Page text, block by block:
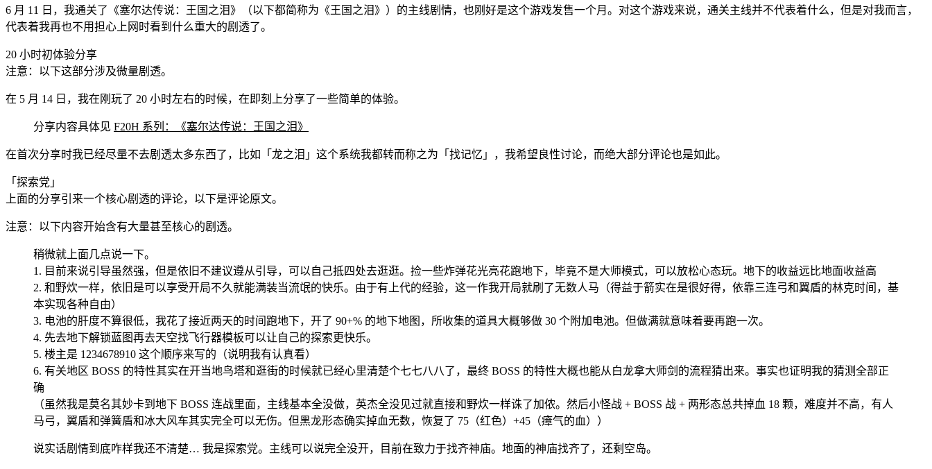
6 月 11 日，我通关了《塞尔达传说：王国之泪》（以下都简称为《王国之泪》）的主线剧情，也刚好是这个游戏发售一个月。对这个游戏来说，通关主线并不代表着什么，但是对我而言，
代表着我再也不用担心上网时看到什么重大的剧透了。
20 小时初体验分享
注意：以下这部分涉及微量剧透。
在 5 月 14 日，我在刚玩了 20 小时左右的时候，在即刻上分享了一些简单的体验。
分享内容具体见 F20H 系列：《塞尔达传说：王国之泪》
在首次分享时我已经尽量不去剧透太多东西了，比如「龙之泪」这个系统我都转而称之为「找记忆」，我希望良性讨论，而绝大部分评论也是如此。
「探索党」
上面的分享引来一个核心剧透的评论，以下是评论原文。
注意：以下内容开始含有大量甚至核心的剧透。
稍微就上面几点说一下。
1. 目前来说引导虽然强，但是依旧不建议遵从引导，可以自己抵四处去逛逛。捡一些炸弹花光亮花跑地下，毕竟不是大师模式，可以放松心态玩。地下的收益远比地面收益高
2. 和野炊一样，依旧是可以享受开局不久就能满装当流氓的快乐。由于有上代的经验，这一作我开局就刷了无数人马（得益于箭实在是很好得，依靠三连弓和翼盾的林克时间，基
本实现各种自由）
3. 电池的肝度不算很低，我花了接近两天的时间跑地下，开了 90+% 的地下地图，所收集的道具大概够做 30 个附加电池。但做满就意味着要再跑一次。
4. 先去地下解锁蓝图再去天空找飞行器模板可以让自己的探索更快乐。
5. 楼主是 1234678910 这个顺序来写的（说明我有认真看）
6. 有关地区 BOSS 的特性其实在开当地鸟塔和逛街的时候就已经心里清楚个七七八八了，最终 BOSS 的特性大概也能从白龙拿大师剑的流程猜出来。事实也证明我的猜测全部正
确
（虽然我是莫名其妙卡到地下 BOSS 连战里面，主线基本全没做，英杰全没见过就直接和野炊一样诛了加侬。然后小怪战 + BOSS 战 + 两形态总共掉血 18 颗，难度并不高，有人
马弓，翼盾和弹簧盾和冰大风车其实完全可以无伤。但黑龙形态确实掉血无数，恢复了 75（红色）+45（瘴气的血））
说实话剧情到底咋样我还不清楚… 我是探索党。主线可以说完全没开，目前在致力于找齐神庙。地面的神庙找齐了，还剩空岛。